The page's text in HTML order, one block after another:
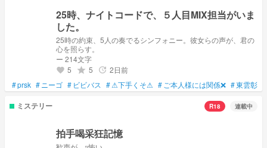
25時、ナイトコードで、５人目MIX担当がいま
した。
25時の約束、5人の奏でるシンフォニー。彼女らの声が、君の
心を照らす。
ー 214文字
favorite 5 grade 5 update 2日前
#prsk # ニーゴ # ビビバス #⚠下手くそ⚠ # ご本人様には関係❌ #東雲彰人
ミステリー R18 連載中
拍手喝采狂記憶